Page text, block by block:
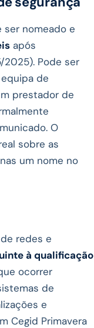
ser nomeado e
após
2025). Pode ser
de
prestador de
O
sobre as
um nome no
redes e
à qualificação
ocorrer
de
e
Cegid Primavera